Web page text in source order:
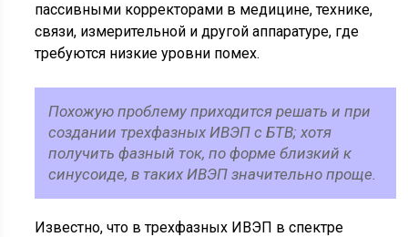
пассивными корректорами в медицине, технике,
связи, измерительной и другой аппаратуре, где
требуются низкие уровни помех.
Похожую проблему приходится решать и при
создании трехфазных ИВЭП с БТВ; хотя
получить фазный ток, по форме близкий к
синусоиде, в таких ИВЭП значительно проще.
Известно, что в трехфазных ИВЭП в спектре